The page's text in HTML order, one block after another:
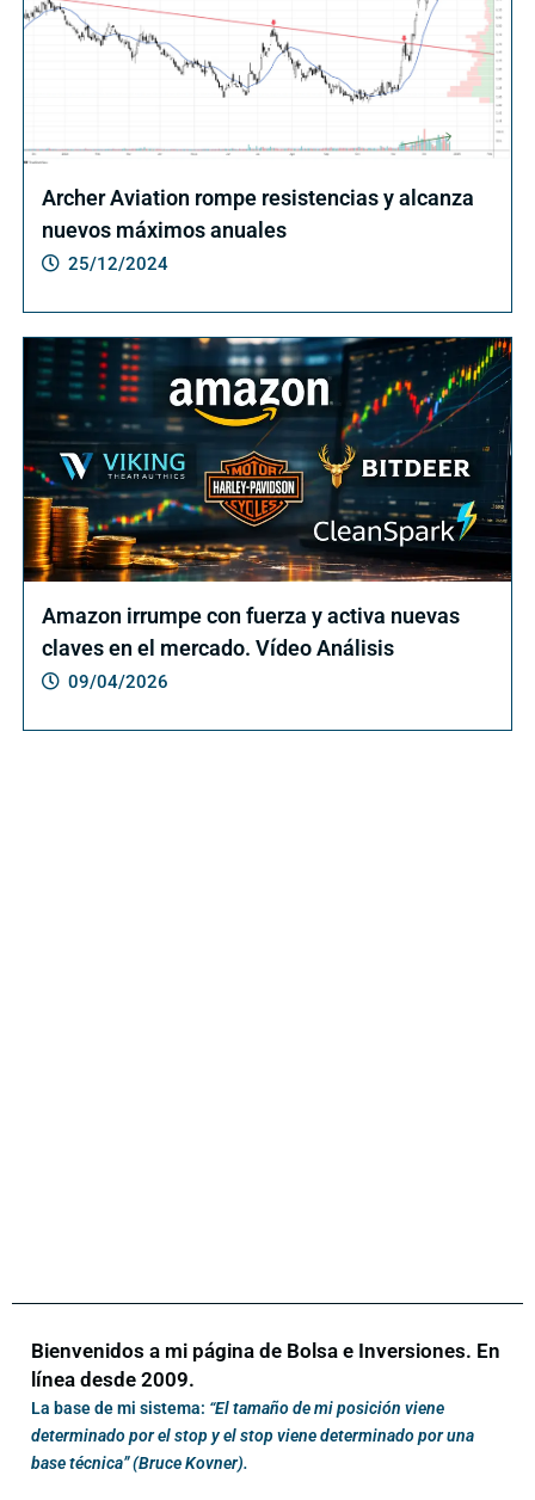
Archer Aviation rompe resistencias y alcanza
nuevos máximos anuales
25/12/2024
Amazon irrumpe con fuerza y activa nuevas
claves en el mercado. Vídeo Análisis
09/04/2026
Bienvenidos a mi página de Bolsa e Inversiones. En
línea desde 2009.
La base de mi sistema: “El tamaño de mi posición viene
determinado por el stop y el stop viene determinado por una
base técnica” (Bruce Kovner).